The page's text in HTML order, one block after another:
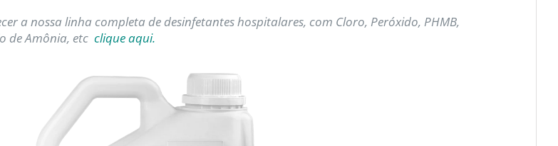
a nossa linha completa de desinfetantes hospitalares, com Cloro, Peróxido, PHMB,
de Amônia, etcclique aqui.